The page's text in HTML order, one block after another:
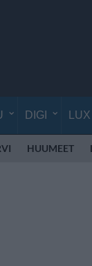
DIGI LUX
HUUMEET